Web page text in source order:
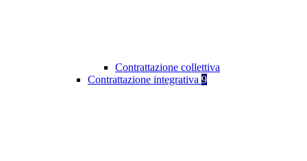
Contrattazione collettiva
Contrattazione integrativa 9